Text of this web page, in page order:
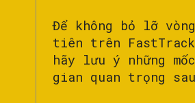
Để không bỏ lỡ
tiên trên
hãy lưu ý những
gian quan trọng